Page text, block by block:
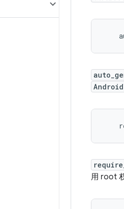
用 root